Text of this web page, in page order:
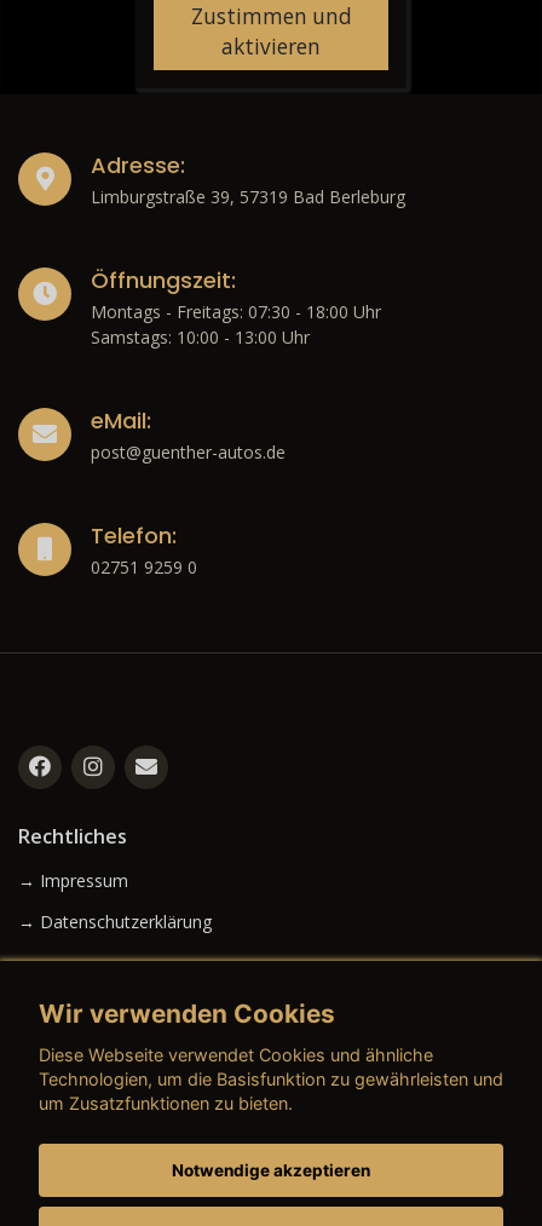
Zustimmen und
aktivieren
Adresse:
Limburgstraße 39, 57319 Bad Berleburg
Öffnungszeit:
Montags - Freitags: 07:30 - 18:00 Uhr
Samstags: 10:00 - 13:00 Uhr
eMail:
post@guenther-autos.de
Telefon:
02751 9259 0
Rechtliches
→ Impressum
→ Datenschutzerklärung
→ AGB (Gebrauchtwagen)
→ AGB (Teile & Zubehör)
Wir verwenden Cookies
Diese Webseite verwendet Cookies und ähnliche
Technologien, um die Basisfunktion zu gewährleisten und
um Zusatzfunktionen zu bieten.
Notwendige akzeptieren